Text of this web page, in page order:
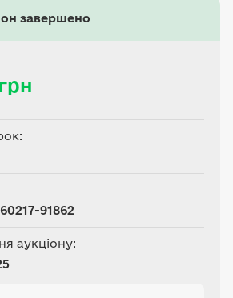
цільове
– для ведення
(код КВЦПЗ
завершено
91862
аукціону: